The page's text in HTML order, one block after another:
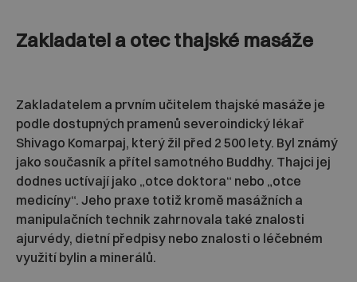
Zakladatel a otec thajské masáže
Zakladatelem a prvním učitelem thajské masáže je
podle dostupných pramenů severoindický lékař
Shivago Komarpaj, který žil před 2 500 lety. Byl známý
jako současník a přítel samotného Buddhy. Thajci jej
dodnes uctívají jako „otce doktora“ nebo „otce
medicíny“. Jeho praxe totiž kromě masážních a
manipulačních technik zahrnovala také znalosti
ajurvédy, dietní předpisy nebo znalosti o léčebném
využití bylin a minerálů.